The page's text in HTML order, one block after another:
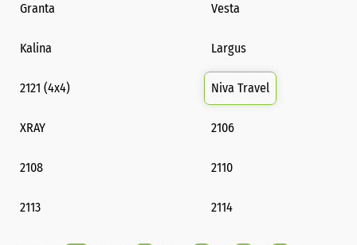
Granta Vesta
Kalina Largus
2121 (4x4) Niva Travel
XRAY 2106
2108 2110
2113 2114